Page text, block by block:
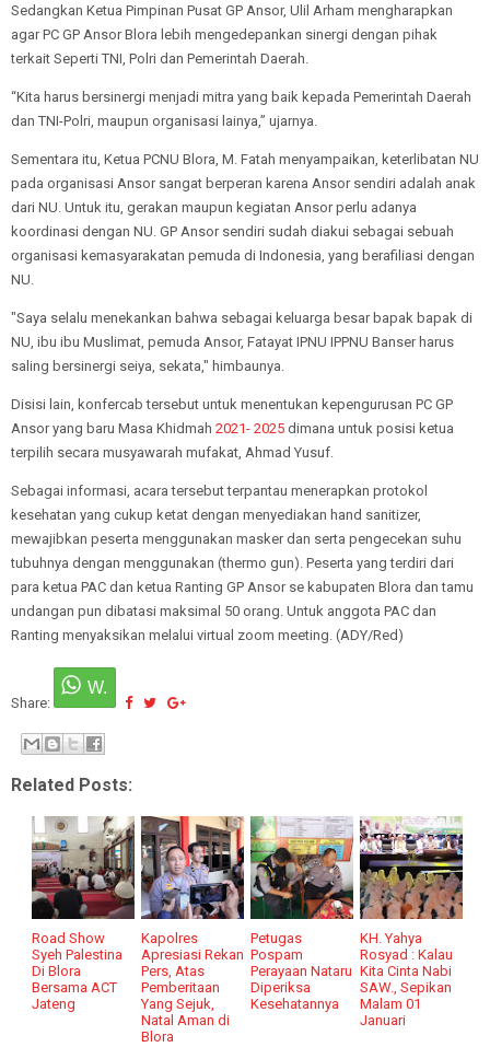
Sedangkan Ketua Pimpinan Pusat GP Ansor, Ulil Arham mengharapkan
agar PC GP Ansor Blora lebih mengedepankan sinergi dengan pihak
terkait Seperti TNI, Polri dan Pemerintah Daerah.
“Kita harus bersinergi menjadi mitra yang baik kepada Pemerintah Daerah
dan TNI-Polri, maupun organisasi lainya,” ujarnya.
Sementara itu, Ketua PCNU Blora, M. Fatah menyampaikan, keterlibatan NU
pada organisasi Ansor sangat berperan karena Ansor sendiri adalah anak
dari NU. Untuk itu, gerakan maupun kegiatan Ansor perlu adanya
koordinasi dengan NU. GP Ansor sendiri sudah diakui sebagai sebuah
organisasi kemasyarakatan pemuda di Indonesia, yang berafiliasi dengan
NU.
"Saya selalu menekankan bahwa sebagai keluarga besar bapak bapak di
NU, ibu ibu Muslimat, pemuda Ansor, Fatayat IPNU IPPNU Banser harus
saling bersinergi seiya, sekata," himbaunya.
Disisi lain, konfercab tersebut untuk menentukan kepengurusan PC GP
Ansor yang baru Masa Khidmah 2021- 2025 dimana untuk posisi ketua
terpilih secara musyawarah mufakat, Ahmad Yusuf.
Sebagai informasi, acara tersebut terpantau menerapkan protokol
kesehatan yang cukup ketat dengan menyediakan hand sanitizer,
mewajibkan peserta menggunakan masker dan serta pengecekan suhu
tubuhnya dengan menggunakan (thermo gun). Peserta yang terdiri dari
para ketua PAC dan ketua Ranting GP Ansor se kabupaten Blora dan tamu
undangan pun dibatasi maksimal 50 orang. Untuk anggota PAC dan
Ranting menyaksikan melalui virtual zoom meeting. (ADY/Red)
Share:
Related Posts:
Road Show
Syeh Palestina
Di Blora
Bersama ACT
Jateng
Kapolres
Apresiasi Rekan
Pers, Atas
Pemberitaan
Yang Sejuk,
Natal Aman di
Blora
Petugas
Pospam
Perayaan Nataru
Diperiksa
Kesehatannya
KH. Yahya
Rosyad : Kalau
Kita Cinta Nabi
SAW., Sepikan
Malam 01
Januari